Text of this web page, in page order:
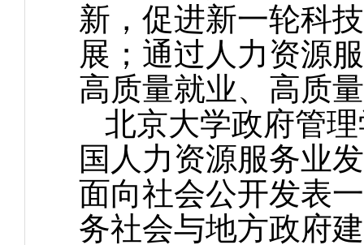
新，促进新一轮科
展；通过人力资源
高质量就业、高质
北京大学政府管
国人力资源服务业
面向社会公开发表
务社会与地方政府